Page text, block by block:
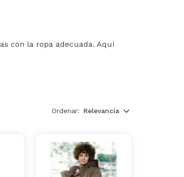
con la ropa adecuada. Aquí
Ordenar: Relevancia